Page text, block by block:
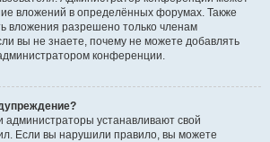
вложений в определённых форумах. Также
вложения разрешено только членам
вы не знаете, почему не можете добавлять
конференции.
устанавливают свой
Если вы нарушили правило, вы можете